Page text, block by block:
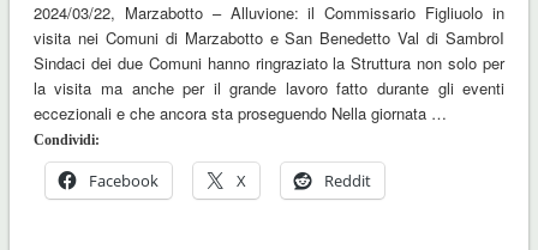
2024/03/22, Marzabotto – Alluvione: il Commissario Figliuolo in
visita nei Comuni di Marzabotto e San Benedetto Val di SambroI
Sindaci dei due Comuni hanno ringraziato la Struttura non solo per
la visita ma anche per il grande lavoro fatto durante gli eventi
eccezionali e che ancora sta proseguendo Nella giornata …
Condividi:
Facebook X Reddit